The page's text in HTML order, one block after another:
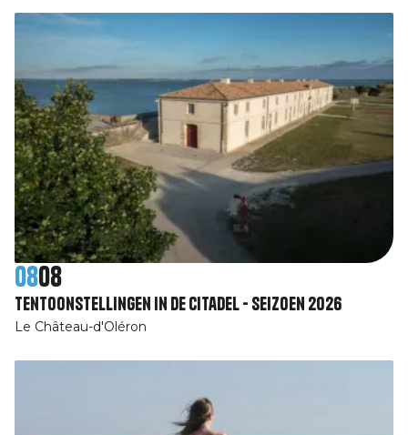
0808
Tentoonstellingen in de Citadel - Seizoen 2026
Le Château-d'Oléron